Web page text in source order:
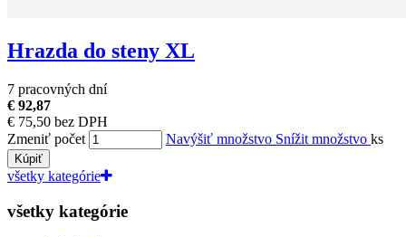
Hrazda do steny XL
7 pracovných dní
€ 92,87
€ 75,50 bez DPH
Zmeniť počet
Navýšiť množstvo Snížit množstvo ks
Kúpiť
všetky kategórie
všetky kategórie